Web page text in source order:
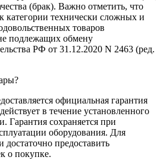
(брак). Важно отметить, что
категории технически сложных и
товаров
подлежащих обмену
РФ от 31.12.2020 N 2463 (ред.
официальная гарантия
в течение установленного
Гарантия сохраняется при
оборудования. Для
достаточно предоставить
о покупке.